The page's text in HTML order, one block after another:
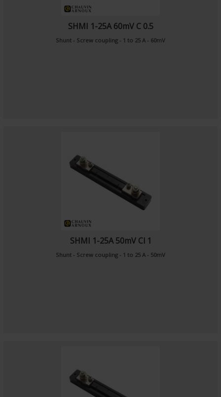
SHMI 1-25A 60mV C 0.5
Shunt - Screw coupling - 1 to 25 A - 60mV
SHMI 1-25A 50mV Cl 1
Shunt - Screw coupling - 1 to 25 A - 50mV